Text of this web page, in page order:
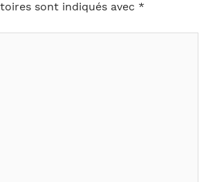
sont indiqués avec *